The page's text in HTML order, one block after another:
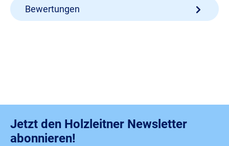
Bewertungen
Jetzt den Holzleitner Newsletter
abonnieren!